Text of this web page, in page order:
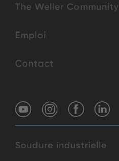
The Weller Community
Emploi
Contact
Soudure industrielle